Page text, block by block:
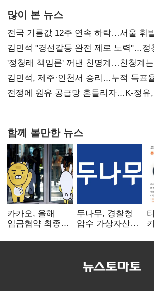
많이 본 뉴스
전국 기름값 12주 연속 하락…서울 휘
김민석 "경선갈등 완전 제로 노력"…정
사과부터"
'정청래 책임론' 꺼낸 친명계…친청계
때리기
김민석, 제주·인천서 승리…누적 득표
탈환'(종합)
전쟁에 원유 공급망 흔들리자…K-정유
함께 볼만한 뉴스
카카오, 올해
임금협약 최종
인상·격려금
두나무, 경찰청
압수 가상자산
커스터디 사업